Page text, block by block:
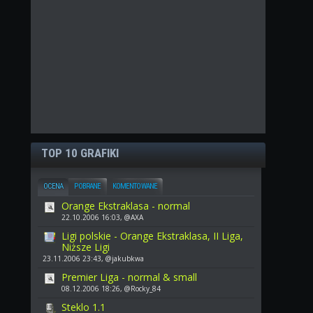
TOP 10 GRAFIKI
OCENA POBRANE KOMENTOWANE
Orange Ekstraklasa - normal
22.10.2006 16:03, @AXA
Ligi polskie - Orange Ekstraklasa, II Liga,
Niższe Ligi
23.11.2006 23:43, @jakubkwa
Premier Liga - normal & small
08.12.2006 18:26, @Rocky_84
Steklo 1.1